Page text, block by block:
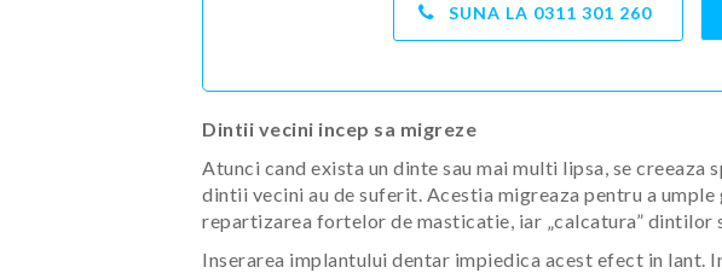
SUNA LA 0311 301 260
Dintii vecini incep sa migreze
Atunci cand exista un dinte sau mai multi lipsa, se
dintii vecini au de suferit. Acestia migreaza pentru a
repartizarea fortelor de masticatie, iar „calcatura” dintilor
Inserarea implantului dentar impiedica acest efect in lant.